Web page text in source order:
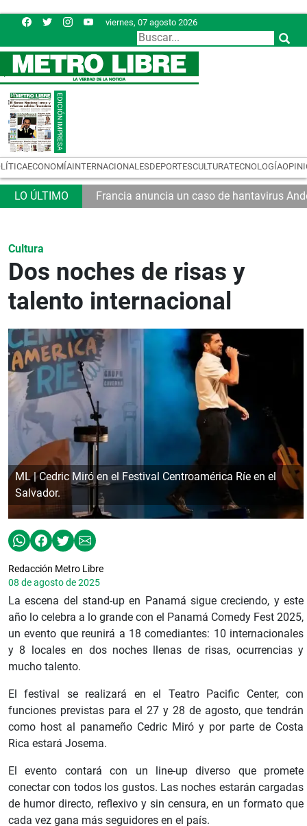
viernes, 07 agosto 2026
ECONOMÍAINTERNACIONALESDEPORTESCULTURATECNOLOGÍA
Francia anuncia un caso de hantavirus
Cultura
Dos noches de risas y
talento internacional
ML | Cedric Miró en el Festival Centroamérica Ríe en el
Salvador.
Redacción Metro Libre
08 de agosto de 2025
La escena del stand-up en Panamá sigue creciendo, y este
año lo celebra a lo grande con el Panamá Comedy Fest 2025,
un evento que reunirá a 18 comediantes: 10 internacionales
y 8 locales en dos noches llenas de risas, ocurrencias y
mucho talento.
El festival se realizará en el Teatro Pacific Center, con
funciones previstas para el 27 y 28 de agosto, que tendrán
como host al panameño Cedric Miró y por parte de Costa
Rica estará Josema.
El evento contará con un line-up diverso que promete
conectar con todos los gustos. Las noches estarán cargadas
de humor directo, reflexivo y sin censura, en un formato que
cada vez gana más seguidores en el país.